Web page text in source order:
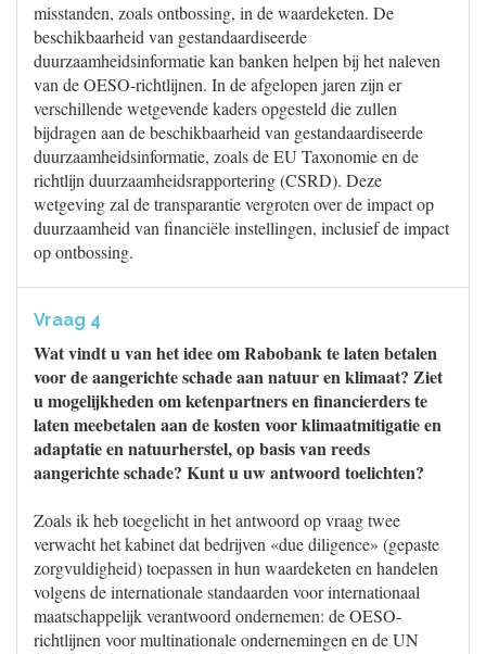
misstanden, zoals ontbossing, in de waardeketen. De
beschikbaarheid van gestandaardiseerde
duurzaamheidsinformatie kan banken helpen bij het naleven
van de OESO-richtlijnen. In de afgelopen jaren zijn er
verschillende wetgevende kaders opgesteld die zullen
bijdragen aan de beschikbaarheid van gestandaardiseerde
duurzaamheidsinformatie, zoals de EU Taxonomie en de
richtlijn duurzaamheidsrapportering (CSRD). Deze
wetgeving zal de transparantie vergroten over de impact op
duurzaamheid van financiële instellingen, inclusief de impact
op ontbossing.
Vraag 4
Wat vindt u van het idee om Rabobank te laten betalen
voor de aangerichte schade aan natuur en klimaat? Ziet
u mogelijkheden om ketenpartners en financierders te
laten meebetalen aan de kosten voor klimaatmitigatie en
adaptatie en natuurherstel, op basis van reeds
aangerichte schade? Kunt u uw antwoord toelichten?
Zoals ik heb toegelicht in het antwoord op vraag twee
verwacht het kabinet dat bedrijven «due diligence» (gepaste
zorgvuldigheid) toepassen in hun waardeketen en handelen
volgens de internationale standaarden voor internationaal
maatschappelijk verantwoord ondernemen: de OESO-
richtlijnen voor multinationale ondernemingen en de UN